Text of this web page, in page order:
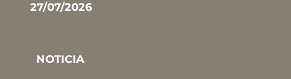
27/07/2026
NOTICIA